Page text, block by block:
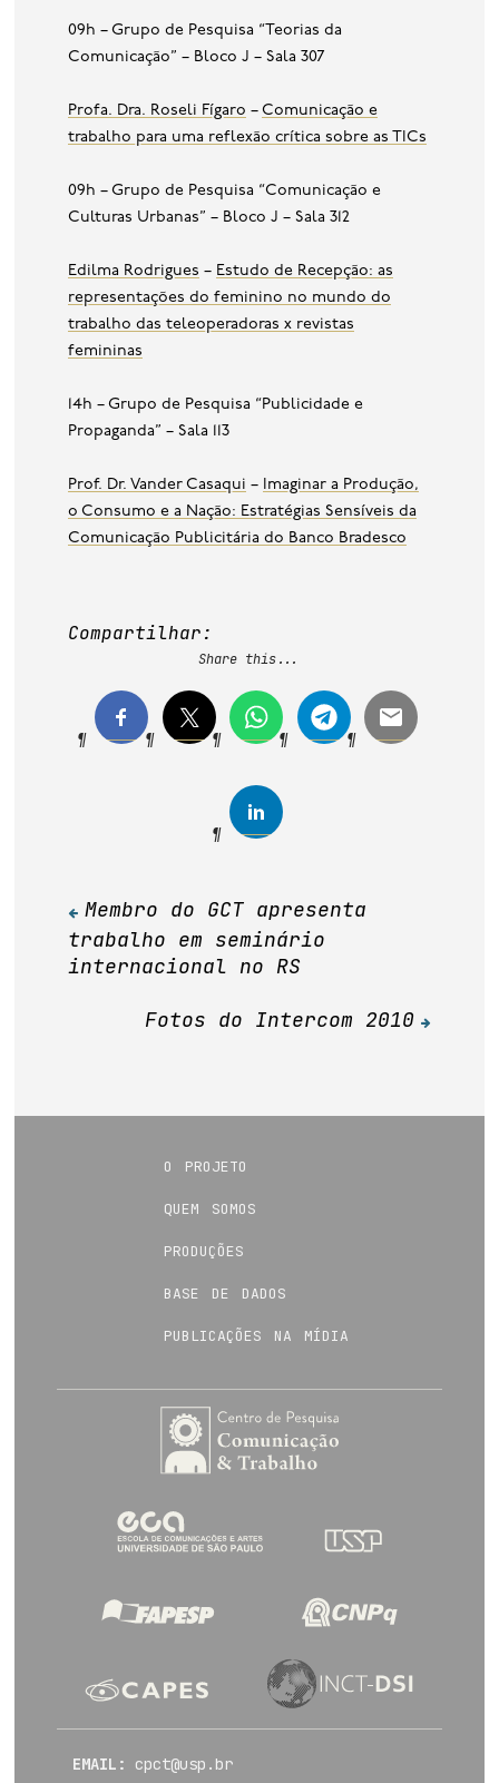
09h – Grupo de Pesquisa “Teorias da
Comunicação” – Bloco J – Sala 307
Profa. Dra. Roseli Fígaro –Comunicação e
trabalho para uma reflexão crítica sobre as TICs
09h – Grupo de Pesquisa “Comunicação e
Culturas Urbanas” – Bloco J – Sala 312
Edilma Rodrigues – Estudo de Recepção: as
representações do feminino no mundo do
trabalho das teleoperadoras x revistas
femininas
14h – Grupo de Pesquisa “Publicidade e
Propaganda” – Sala 113
Prof. Dr. Vander Casaqui – Imaginar a Produção,
o Consumo e a Nação: Estratégias Sensíveis da
Comunicação Publicitária do Banco Bradesco
Compartilhar:
Share this...
Navegação
de
Post
Membro do GCT apresenta
trabalho em seminário
internacional no RS
Fotos do Intercom 2010
o projeto
quem somos
produções
base de dados
publicações na mídia
EMAIL: cpct@usp.br